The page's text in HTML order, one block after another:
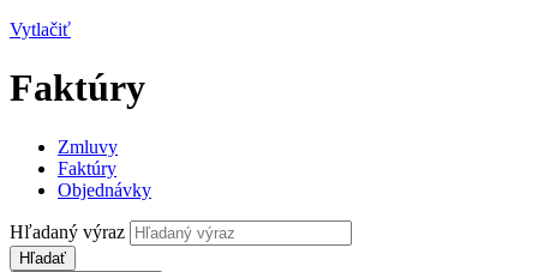
Vytlačiť
Faktúry
Zmluvy
Faktúry
Objednávky
Hľadaný výraz
Hľadať